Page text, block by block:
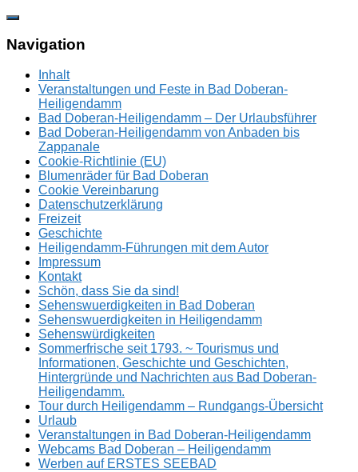
Zum
springen
Navigation
Inhalt
Veranstaltungen und Feste in Bad Doberan-
Heiligendamm
Bad Doberan-Heiligendamm – Der Urlaubsführer
Bad Doberan-Heiligendamm von Anbaden bis
Zappanale
Cookie-Richtlinie (EU)
Blumenräder für Bad Doberan
Cookie Vereinbarung
Datenschutzerklärung
Freizeit
Geschichte
Heiligendamm-Führungen mit dem Autor
Impressum
Kontakt
Schön, dass Sie da sind!
Sehenswuerdigkeiten in Bad Doberan
Sehenswuerdigkeiten in Heiligendamm
Sehenswürdigkeiten
Sommerfrische seit 1793. ~ Tourismus und
Informationen, Geschichte und Geschichten,
Hintergründe und Nachrichten aus Bad Doberan-
Heiligendamm.
Tour durch Heiligendamm – Rundgangs-Übersicht
Urlaub
Veranstaltungen in Bad Doberan-Heiligendamm
Webcams Bad Doberan – Heiligendamm
Werben auf ERSTES SEEBAD